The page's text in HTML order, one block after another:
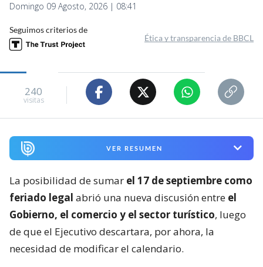
Domingo 09 Agosto, 2026 | 08:41
Seguimos criterios de
Ética y transparencia de BBCL
240
visitas
VER RESUMEN
La posibilidad de sumar el 17 de septiembre como
feriado legal abrió una nueva discusión entre el
Gobierno, el comercio y el sector turístico, luego
de que el Ejecutivo descartara, por ahora, la
necesidad de modificar el calendario.